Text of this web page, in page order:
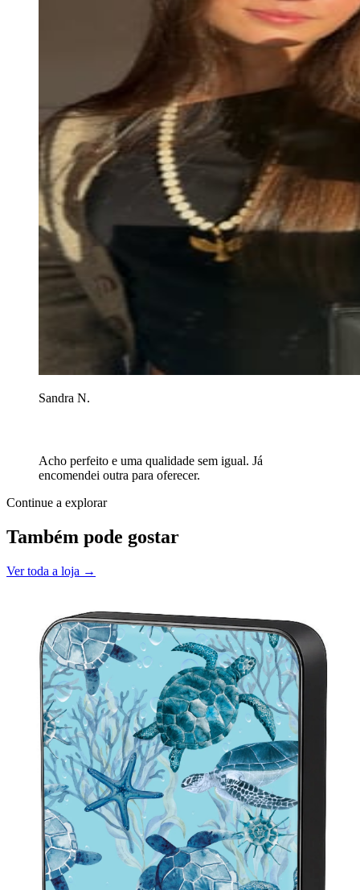
Sandra N.
Acho perfeito e uma qualidade sem igual. Já
encomendei outra para oferecer.
Continue a explorar
Também pode gostar
Ver toda a loja →